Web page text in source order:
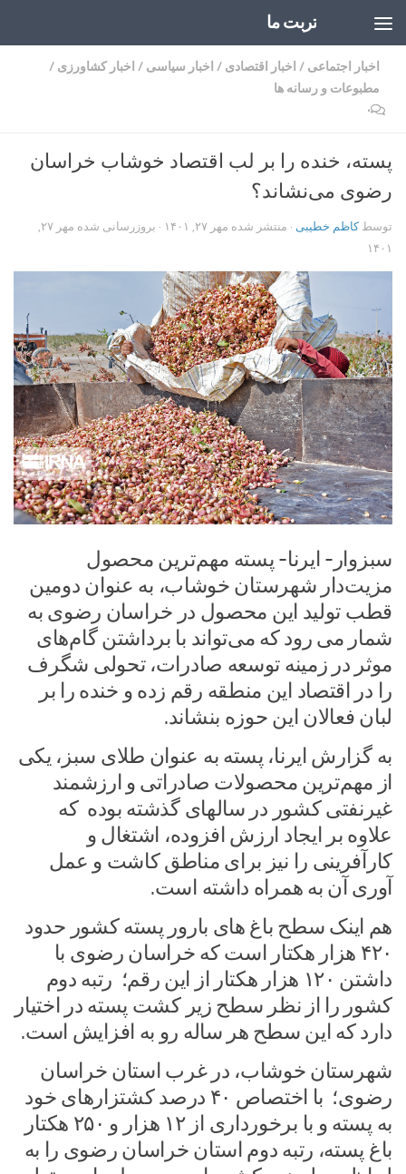
تربت ما
اخبار اجتماعی / اخبار اقتصادی / اخبار سیاسی / اخبار کشاورزی /
مطبوعات و رسانه ها
۰
پسته، خنده را بر لب اقتصاد خوشاب خراسان
رضوی می‌نشاند؟
توسطکاظم خطیبی · منتشر شده مهر ۲۷, ۱۴۰۱ · بروزرسانی شده
مهر ۲۷,
۱۴۰۱
سبزوار- ایرنا- پسته مهم‌ترین محصول
مزیت‌دار شهرستان خوشاب، به عنوان دومین
قطب تولید این محصول در خراسان رضوی به
شمار می رود که می‌تواند با برداشتن گام‌های
موثر در زمینه توسعه صادرات، تحولی شگرف
را در اقتصاد این منطقه رقم زده و خنده را بر
لبان فعالان این حوزه بنشاند.
به گزارش ایرنا، پسته به عنوان طلای سبز، یکی
از مهم‌ترین محصولات صادراتی و ارزشمند
غیرنفتی کشور در سالهای گذشته بوده که
علاوه بر ایجاد ارزش افزوده، اشتغال و
کارآفرینی را نیز برای مناطق کاشت و عمل
آوری آن به همراه داشته است.
هم اینک سطح باغ های بارور پسته کشور حدود
۴۲۰ هزار هکتار است که خراسان رضوی با
داشتن ۱۲۰ هزار هکتار از این رقم؛ رتبه دوم
کشور را از نظر سطح زیر کشت پسته در اختیار
دارد که این سطح هر ساله رو به افزایش است.
شهرستان خوشاب، در غرب استان خراسان
رضوی؛ با اختصاص ۴۰ درصد کشتزارهای خود
به پسته و با برخورداری از ۱۲ هزار و ۲۵۰ هکتار
باغ پسته، رتبه دوم استان خراسان رضوی را به